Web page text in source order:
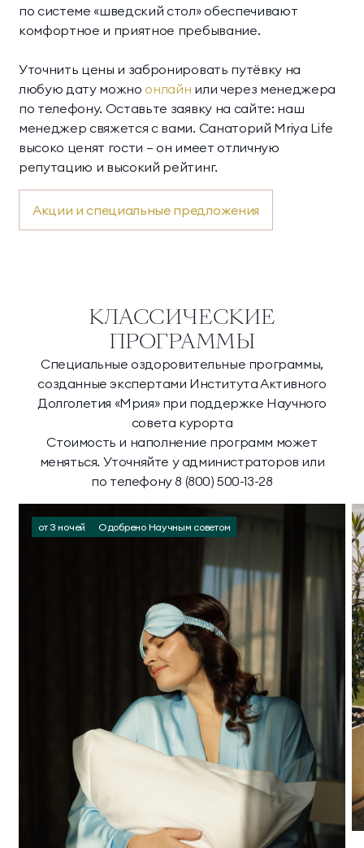
по системе «шведский стол» обеспечивают
комфортное и приятное пребывание.
Уточнить цены и забронировать путёвку на
любую дату можно онлайн или через менеджера
по телефону. Оставьте заявку на сайте: наш
менеджер свяжется с вами. Санаторий Mriya Life
высоко ценят гости — он имеет отличную
репутацию и высокий рейтинг.
Акции и специальные предложения
КЛАССИЧЕСКИЕ
ПРОГРАММЫ
Специальные оздоровительные программы,
созданные экспертами Института Активного
Долголетия «Мрия» при поддержке Научного
совета курорта
Стоимость и наполнение программ может
меняться. Уточняйте у администраторов или
по телефону 8 (800) 500-13-28
от 3 ночей Одобрено Научным советом